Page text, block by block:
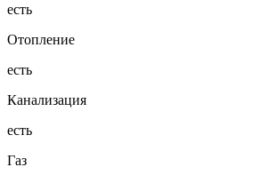
есть
Отопление
есть
Канализация
есть
Газ